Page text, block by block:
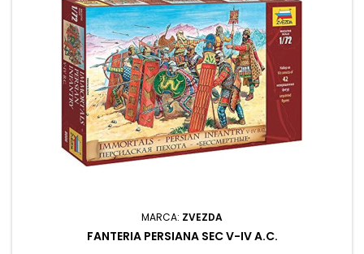
MARCA: ZVEZDA
FANTERIA PERSIANA SEC V-IV A.C.